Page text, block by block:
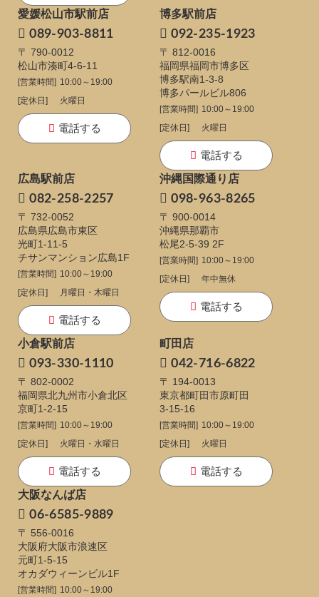
愛媛松山市駅前店
089-903-8811
〒 790-0012
松山市湊町4-6-11
[営業時間] 10:00～19:00
[定休日]
火曜日
電話する
博多駅前店
092-235-1923
〒 812-0016
福岡県福岡市博多区
博多駅南1-3-8
博多パールビル806
[営業時間] 10:00～19:00
[定休日]
火曜日
電話する
広島駅前店
082-258-2257
〒 732-0052
広島県広島市東区
光町1-11-5
チサンマンション広島1F
[営業時間] 10:00～19:00
[定休日]
月曜日・木曜日
電話する
沖縄国際通り店
098-963-8265
〒 900-0014
沖縄県那覇市
松尾2-5-39 2F
[営業時間] 10:00～19:00
[定休日]
年中無休
電話する
小倉駅前店
093-330-1110
〒 802-0002
福岡県北九州市小倉北区
京町1-2-15
[営業時間] 10:00～19:00
[定休日]
火曜日・水曜日
電話する
町田店
042-716-6822
〒 194-0013
東京都町田市原町田
3-15-16
[営業時間] 10:00～19:00
[定休日]
火曜日
電話する
大阪なんば店
06-6585-9889
〒 556-0016
大阪府大阪市浪速区
元町1-5-15
オカダウィーンビル1F
[営業時間] 10:00～19:00